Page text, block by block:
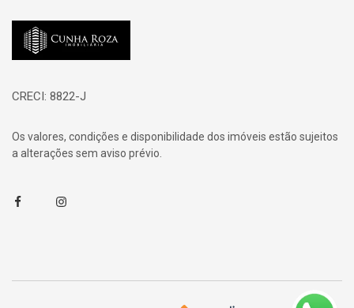
Página inicial
CRECI: 8822-J
Os valores, condições e disponibilidade dos imóveis estão sujeitos
a alterações sem aviso prévio.
FacebookInstagram